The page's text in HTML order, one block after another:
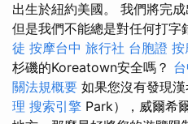
出生於紐約美國。 我們將完
但是我們不能總是對任何打字
徒 按摩台中 旅行社 台胞證 按
杉磯的Koreatown安全嗎？
關法規概要 如果您沒有發現
理 搜索引擎 Park），威爾希